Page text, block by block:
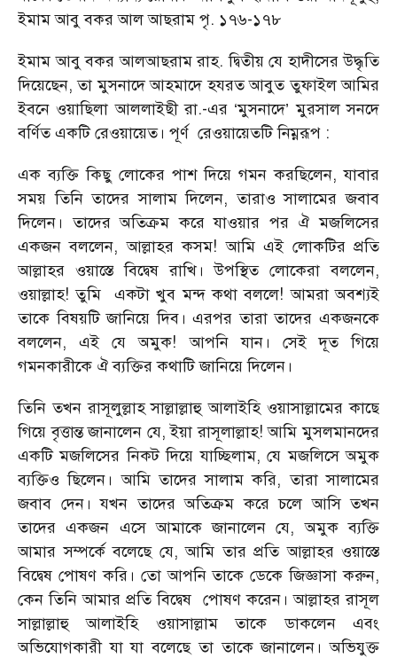
ইমাম আবু বকর আল আছরাম পৃ. ১৭৬-১৭৮
ইমাম আবু বকর আলআছরাম রাহ. দ্বিতীয় যে হাদীসের উদ্ধৃতি
দিয়েছেন, তা মুসনাদে আহমাদে হযরত আবুত তুফাইল আমির
ইবনে ওয়াছিলা আললাইছী রা.-এর ‘মুসনাদে’ মুরসাল সনদে
বর্ণিত একটি রেওয়ায়েত। পূর্ণ রেওয়ায়েতটি নিম্নরূপ :
এক ব্যক্তি কিছু লোকের পাশ দিয়ে গমন করছিলেন, যাবার
সময় তিনি তাদের সালাম দিলেন, তারাও সালামের জবাব
দিলেন। তাদের অতিক্রম করে যাওয়ার পর ঐ মজলিসের
একজন বললেন, আল্লাহর কসম! আমি এই লোকটির প্রতি
আল্লাহর ওয়াস্তে বিদ্বেষ রাখি। উপস্থিত লোকেরা বললেন,
ওয়াল্লাহ! তুমি একটা খুব মন্দ কথা বললে! আমরা অবশ্যই
তাকে বিষয়টি জানিয়ে দিব। এরপর তারা তাদের একজনকে
বললেন, এই যে অমুক! আপনি যান। সেই দূত গিয়ে
গমনকারীকে ঐ ব্যক্তির কথাটি জানিয়ে দিলেন।
তিনি তখন রাসূলুল্লাহ সাল্লাল্লাহু আলাইহি ওয়াসাল্লামের কাছে
গিয়ে বৃত্তান্ত জানালেন যে, ইয়া রাসূলাল্লাহ! আমি মুসলমানদের
একটি মজলিসের নিকট দিয়ে যাচ্ছিলাম, যে মজলিসে অমুক
ব্যক্তিও ছিলেন। আমি তাদের সালাম করি, তারা সালামের
জবাব দেন। যখন তাদের অতিক্রম করে চলে আসি তখন
তাদের একজন এসে আমাকে জানালেন যে, অমুক ব্যক্তি
আমার সম্পর্কে বলেছে যে, আমি তার প্রতি আল্লাহর ওয়াস্তে
বিদ্বেষ পোষণ করি। তো আপনি তাকে ডেকে জিজ্ঞাসা করুন,
কেন তিনি আমার প্রতি বিদ্বেষ পোষণ করেন। আল্লাহর রাসূল
সাল্লাল্লাহু আলাইহি ওয়াসাল্লাম তাকে ডাকলেন এবং
অভিযোগকারী যা যা বলেছে তা তাকে জানালেন। অভিযুক্ত